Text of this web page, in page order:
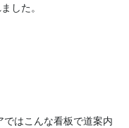
した。
ではこんな看板で道案内